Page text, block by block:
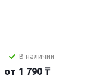
В наличии
от 1 790 ₸